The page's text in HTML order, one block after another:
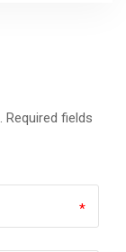
Required fields
*